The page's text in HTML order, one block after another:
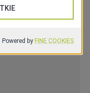
na Twojej trasie.